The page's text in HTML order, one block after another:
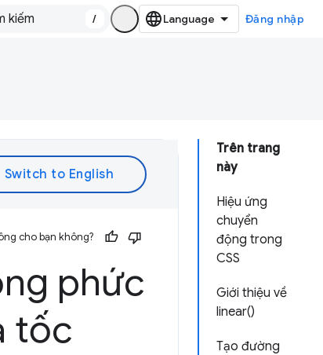
/ Đăng nhập
Trên trang
này
Hiệu ứng
chuyển
động trong
CSS
Giới thiệu về
linear()
Tạo đường
cho bạn không?
phức
tốc